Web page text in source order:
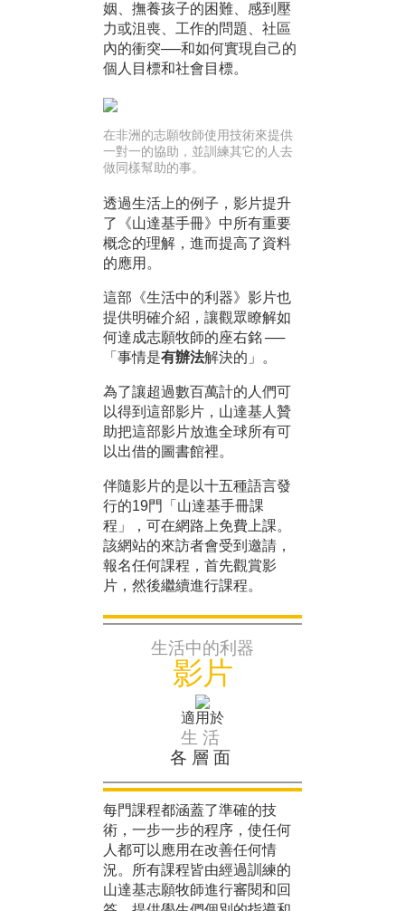
姻、撫養孩子的困難、感到壓
力或沮喪、工作的問題、社區
內的衝突──和如何實現自己的
個人目標和社會目標。
在非洲的志願牧師使用技術來提供
一對一的協助，並訓練其它的人去
做同樣幫助的事。
透過生活上的例子，影片提升
了
《山達基手冊》中所有重要
概念的理解，進而提高了資料
的應用。
這部《生活中的利器》影片也
提供明確介紹，讓觀眾瞭解如
何達成志願牧師的座右銘 ──
「事情是有辦法解決的」。
為了讓超過數百萬計的人們可
以得到這部影片，山達基人贊
助把這部影片放進全球所有可
以出借的圖書館裡。
伴隨影片的是以十五種語言發
行的19門「山達基手冊課
程」，可在網路上免費上課。
該網站的來訪者會受到邀請，
報名任何課程，首先觀賞影
片，然後繼續進行課程。
生活中的利器
影片
適用於
生活
各層面
每門課程都涵蓋了準確的技
術，一步一步的程序，使任何
人都可以應用在改善任何情
況。所有課程皆由經過訓練的
山達基志願牧師進行審閱和回